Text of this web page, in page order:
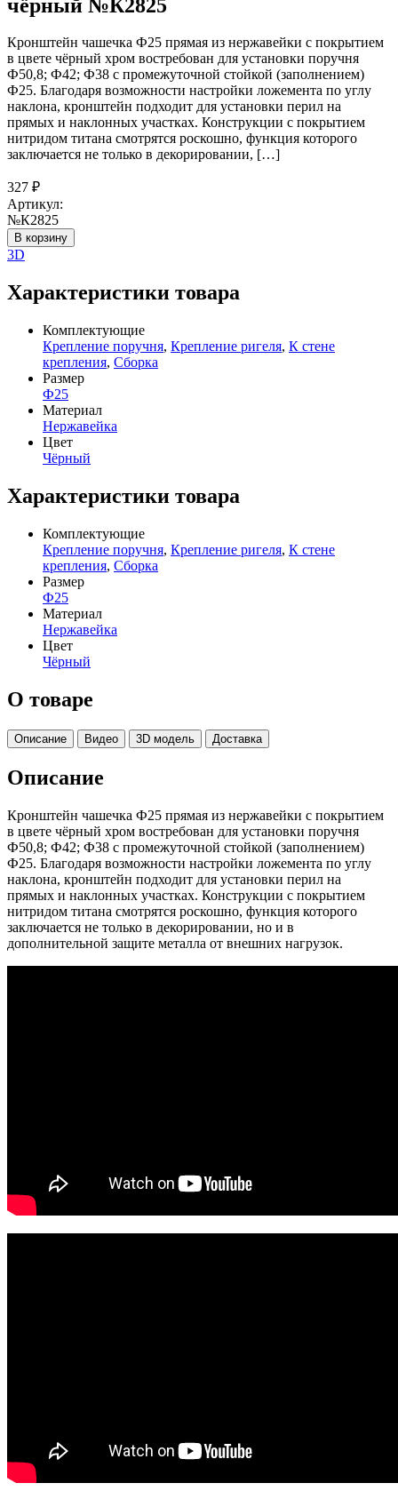
чёрный №К2825
Кронштейн чашечка Ф25 прямая из нержавейки с покрытием
в цвете чёрный хром востребован для установки поручня
Ф50,8; Ф42; Ф38 с промежуточной стойкой (заполнением)
Ф25. Благодаря возможности настройки ложемента по углу
наклона, кронштейн подходит для установки перил на
прямых и наклонных участках. Конструкции с покрытием
нитридом титана смотрятся роскошно, функция которого
заключается не только в декорировании, […]
327 ₽
Артикул:
№К2825
В корзину
3D
Характеристики товара
Комплектующие
Крепление поручня, Крепление ригеля, К стене
крепления, Сборка
Размер
Ф25
Материал
Нержавейка
Цвет
Чёрный
Характеристики товара
Комплектующие
Крепление поручня, Крепление ригеля, К стене
крепления, Сборка
Размер
Ф25
Материал
Нержавейка
Цвет
Чёрный
О товаре
Описание Видео 3D модель Доставка
Описание
Кронштейн чашечка Ф25 прямая из нержавейки с покрытием
в цвете чёрный хром востребован для установки поручня
Ф50,8; Ф42; Ф38 с промежуточной стойкой (заполнением)
Ф25. Благодаря возможности настройки ложемента по углу
наклона, кронштейн подходит для установки перил на
прямых и наклонных участках. Конструкции с покрытием
нитридом титана смотрятся роскошно, функция которого
заключается не только в декорировании, но и в
дополнительной защите металла от внешних нагрузок.